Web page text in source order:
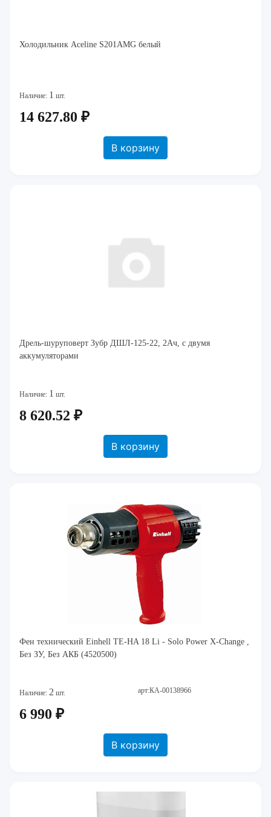
Холодильник Aceline S201AMG белый
Наличие: 1 шт.
14 627.80 ₽
В корзину
Дрель-шуруповерт Зубр ДШЛ-125-22, 2Ач, с двумя
аккумуляторами
Наличие: 1 шт.
8 620.52 ₽
В корзину
Фен технический Einhell TE-HA 18 Li - Solo Power X-Change ,
Без ЗУ, Без АКБ (4520500)
Наличие: 2 шт. арт:КА-00138966
6 990 ₽
В корзину